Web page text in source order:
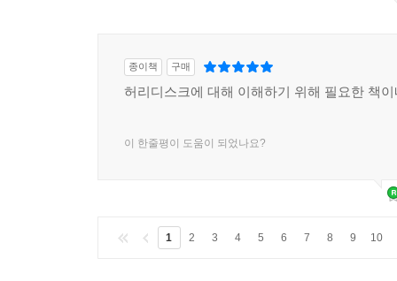
종이책 구매
허리디스크에 대해 이해하기 위해 필요한 책
이 한줄평이 도움이 되었나요?
1 2 3 4 5 6 7 8 9 10